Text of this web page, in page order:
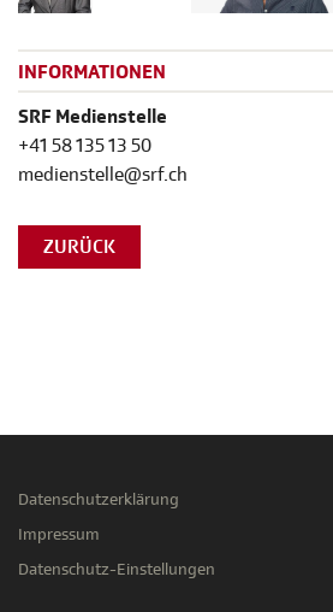
INFORMATIONEN
SRF Medienstelle
+41 58 135 13 50
medienstelle@srf.ch
ZURÜCK
Datenschutzerklärung
Impressum
Datenschutz-Einstellungen